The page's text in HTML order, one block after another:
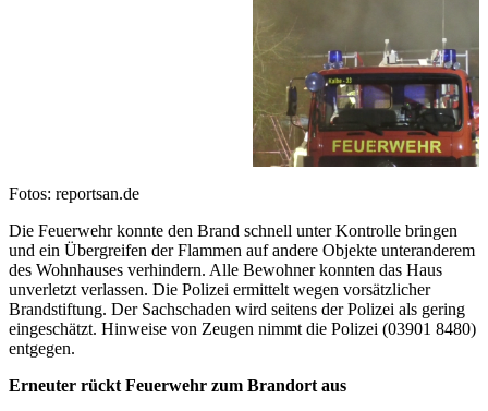
Fotos: reportsan.de
Die Feuerwehr konnte den Brand schnell unter Kontrolle bringen
und ein Übergreifen der Flammen auf andere Objekte unteranderem
des Wohnhauses verhindern. Alle Bewohner konnten das Haus
unverletzt verlassen. Die Polizei ermittelt wegen vorsätzlicher
Brandstiftung. Der Sachschaden wird seitens der Polizei als gering
eingeschätzt. Hinweise von Zeugen nimmt die Polizei (03901 8480)
entgegen.
Erneuter rückt Feuerwehr zum Brandort aus